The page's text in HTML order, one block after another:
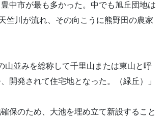
中市が最も多かった。中でも旭丘団地は
竺川が流れ、その向こうに熊野田の農家
山並みを総称して千里山または東山と呼
開発されて住宅地となった。（緑丘）」
保のため、大池を埋め立て新設すること